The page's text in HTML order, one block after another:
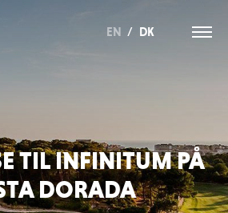
EN / DK
TIL INFINITUM PÅ
DORADA